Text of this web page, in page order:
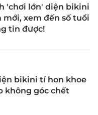
'chơi lớn' diện bikini
mới, xem đến số tuổi
tin được!
bikini tí hon khoe
không góc chết